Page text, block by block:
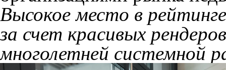
Высокое место в
за счет красивых
многолетней системной